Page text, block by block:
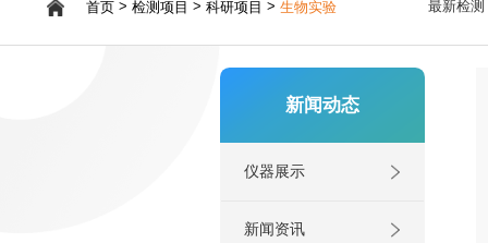
首页 >检测项目 >科研项目 >生物实验 最新检测
新闻动态
仪器展示
新闻资讯